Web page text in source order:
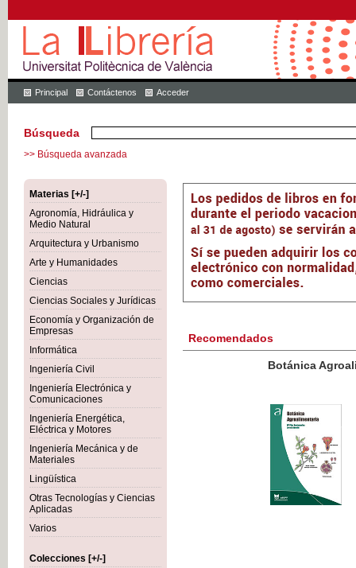
Principal Contáctenos Acceder
Búsqueda
>> Búsqueda avanzada
Materias [+/-]
Agronomía, Hidráulica y
Medio Natural
Arquitectura y Urbanismo
Arte y Humanidades
Ciencias
Ciencias Sociales y Jurídicas
Economía y Organización de
Empresas
Informática
Ingeniería Civil
Ingeniería Electrónica y
Comunicaciones
Ingeniería Energética,
Eléctrica y Motores
Ingeniería Mecánica y de
Materiales
Lingüística
Otras Tecnologías y Ciencias
Aplicadas
Varios
Colecciones [+/-]
Recomendados
Botánica Agroalimentaria
IVA